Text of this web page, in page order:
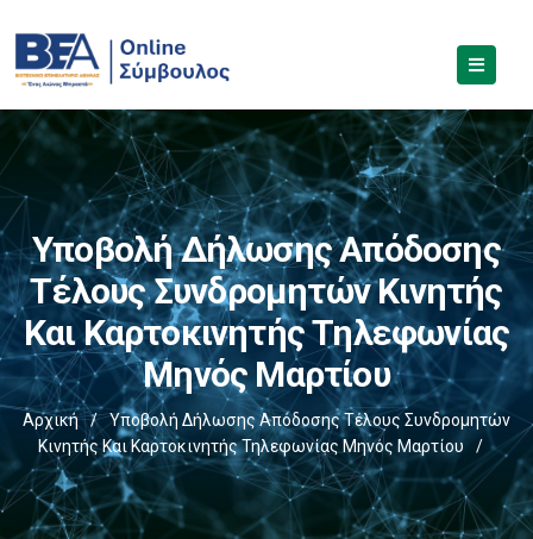
Υποβολή Δήλωσης Απόδοσης
Τέλους Συνδρομητών Κινητής
Και Καρτοκινητής Τηλεφωνίας
Μηνός Μαρτίου
Αρχική /
Υποβολή Δήλωσης Απόδοσης Τέλους Συνδρομητών
Κινητής Και Καρτοκινητής Τηλεφωνίας Μηνός Μαρτίου
/